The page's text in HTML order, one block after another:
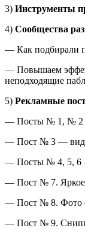
3) Инструменты
4) Сообщества
— Как подбирали
— Повышаем
неподходящие
5) Рекламные
— Посты № 1, № 2
— Пост № 3 —
— Посты № 4, 5, 6
— Пост № 7. Яркое
— Пост № 8. Фото
— Пост № 9.